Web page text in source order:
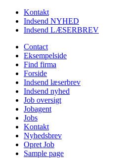
Kontakt
Indsend NYHED
Indsend LÆSERBREV
Contact
Eksempelside
Find firma
Forside
Indsend læserbrev
Indsend nyhed
Job oversigt
Jobagent
Jobs
Kontakt
Nyhedsbrev
Opret Job
Sample page